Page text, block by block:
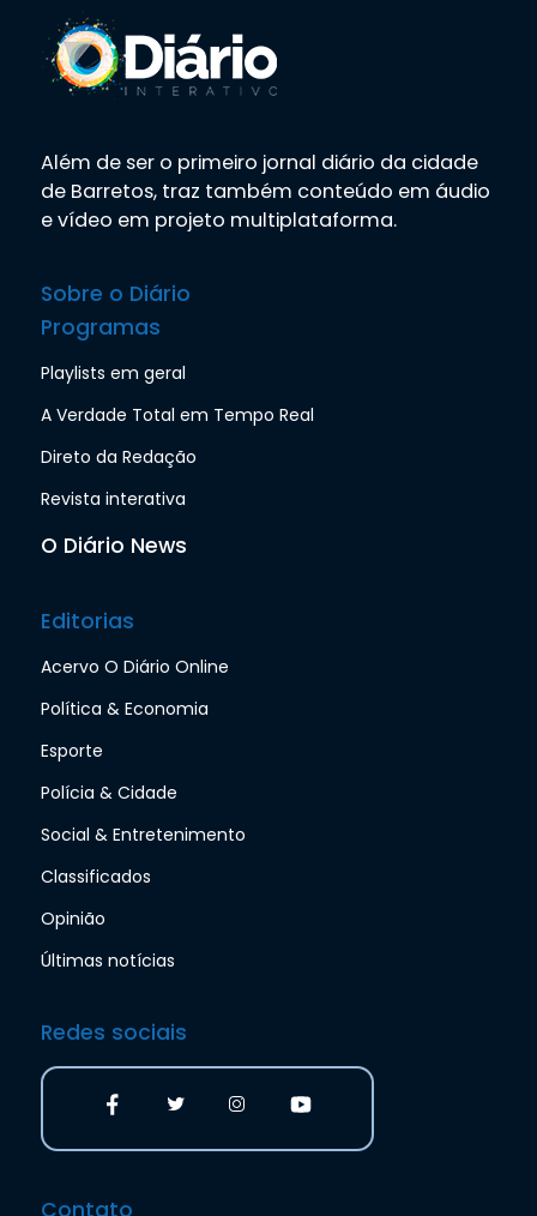
Além de ser o primeiro jornal diário da cidade
de Barretos, traz também conteúdo em áudio
e vídeo em projeto multiplataforma.
Sobre o Diário
Programas
Playlists em geral
A Verdade Total em Tempo Real
Direto da Redação
Revista interativa
O Diário News
Editorias
Acervo O Diário Online
Política & Economia
Esporte
Polícia & Cidade
Social & Entretenimento
Classificados
Opinião
Últimas notícias
Redes sociais
Contato